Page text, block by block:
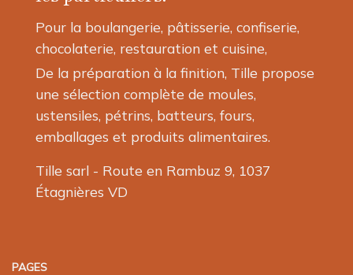
Pour la boulangerie, pâtisserie, confiserie,
chocolaterie, restauration et cuisine,
De la préparation à la finition, Tille propose
une sélection complète de moules,
ustensiles, pétrins, batteurs, fours,
emballages et produits alimentaires.
Tille sarl - Route en Rambuz 9, 1037
Étagnières VD
PAGES